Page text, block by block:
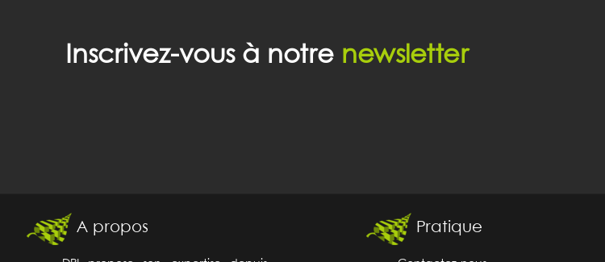
Inscrivez-vous à notre newsletter
A propos Pratique